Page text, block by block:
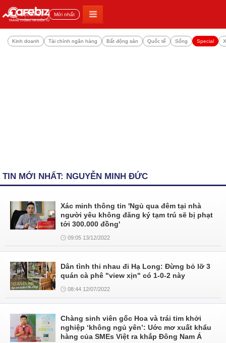
Đọc nhiều Mới nhất
Kinh doanh Tài chính ngân hàng Bất động sản Quốc tế Sống Special
TIN MỚI NHẤT: NGUYỄN MINH ĐỨC
Xác minh thông tin 'Ngủ qua đêm tại nhà
người yêu không đăng ký tạm trú sẽ bị phạt
tới 300.000 đồng'
09:05 13/12/2022
Dân tình thi nhau đi Hạ Long: Đừng bỏ lỡ 3
quán cà phê "view xịn" có 1-0-2 này
08:44 12/07/2022
Chàng sinh viên gốc Hoa và trái tim khởi
nghiệp ‘không ngủ yên’: Uớc mơ xuất khẩu
hàng của SMEs Việt ra khắp Đông Nam Á